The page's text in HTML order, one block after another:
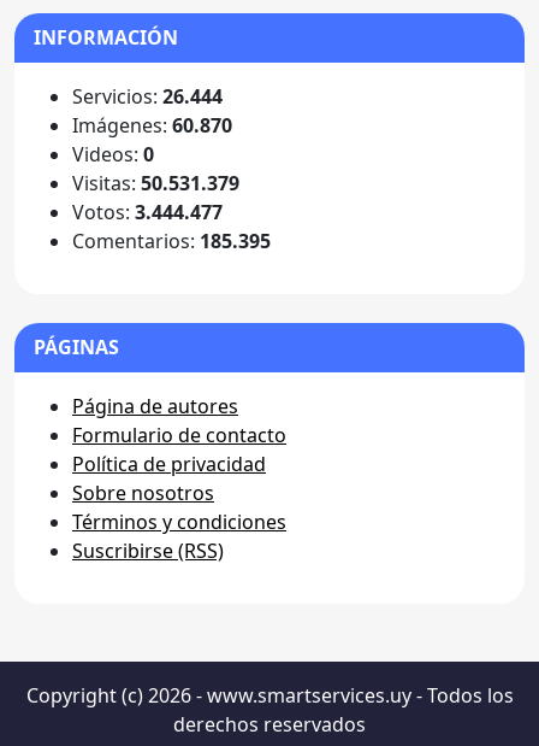
INFORMACIÓN
Servicios: 26.444
Imágenes: 60.870
Videos: 0
Visitas: 50.531.379
Votos: 3.444.477
Comentarios: 185.395
PÁGINAS
Página de autores
Formulario de contacto
Política de privacidad
Sobre nosotros
Términos y condiciones
Suscribirse (RSS)
Copyright (c) 2026 - www.smartservices.uy - Todos los
derechos reservados